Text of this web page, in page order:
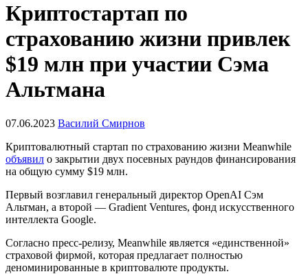
Криптостартап по
страхованию жизни привлек
$19 млн при участии Сэма
Альтмана
07.06.2023 Василий Смирнов
Криптовалютный стартап по страхованию жизни Meanwhile
объявил о закрытии двух посевных раундов финансирования
на общую сумму $19 млн.
Первый возглавил генеральный директор OpenAI Сэм
Альтман, а второй — Gradient Ventures, фонд искусственного
интеллекта Google.
Согласно пресс-релизу, Meanwhile является «единственной»
страховой фирмой, которая предлагает полностью
деноминированные в криптовалюте продукты.